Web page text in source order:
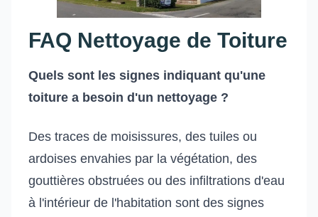
FAQ Nettoyage de Toiture
Quels sont les signes indiquant qu'une
toiture a besoin d'un nettoyage ?
Des traces de moisissures, des tuiles ou
ardoises envahies par la végétation, des
gouttières obstruées ou des infiltrations d'eau
à l'intérieur de l'habitation sont des signes